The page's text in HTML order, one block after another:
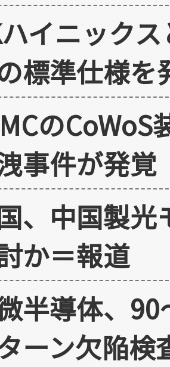
イニック
標準仕様を
の
事件が発覚
、中国製光
か＝報道
半導体、
ーン欠陥検